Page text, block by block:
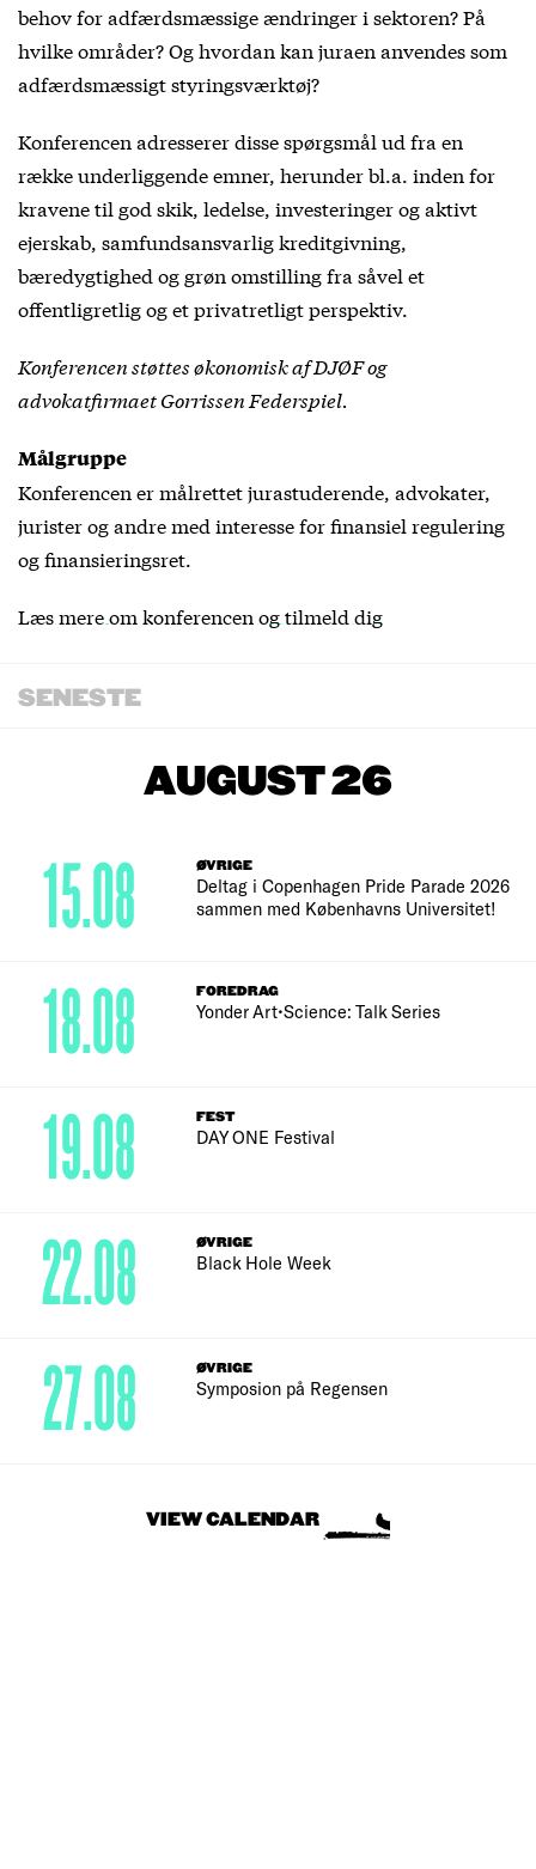
behov for adfærdsmæssige ændringer i sektoren? På
hvilke områder? Og hvordan kan juraen anvendes som
adfærdsmæssigt styringsværktøj?
Konferencen adresserer disse spørgsmål ud fra en
række underliggende emner, herunder bl.a. inden for
kravene til god skik, ledelse, investeringer og aktivt
ejerskab, samfundsansvarlig kreditgivning,
bæredygtighed og grøn omstilling fra såvel et
offentligretlig og et privatretligt perspektiv.
Konferencen støttes økonomisk af DJØF og
advokatfirmaet Gorrissen Federspiel.
Målgruppe
Konferencen er målrettet jurastuderende, advokater,
jurister og andre med interesse for finansiel regulering
og finansieringsret.
Læs mere om konferencen og tilmeld dig
SENESTE
AUGUST 26
ØVRIGE
Deltag i Copenhagen Pride Parade 2026
sammen med Københavns Universitet!
15.08
FOREDRAG
Yonder Art•Science: Talk Series
18.08
FEST
DAY ONE Festival
19.08
ØVRIGE
Black Hole Week
22.08
ØVRIGE
Symposion på Regensen
27.08
VIEW CALENDAR